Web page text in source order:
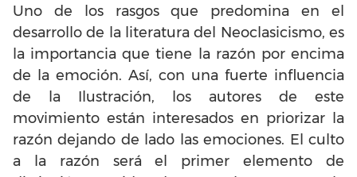
Uno de los rasgos que predomina en el
desarrollo de la literatura del Neoclasicismo, es
la importancia que tiene la razón por encima
de la emoción. Así, con una fuerte influencia
de la Ilustración, los autores de este
movimiento están interesados en priorizar la
razón dejando de lado las emociones. El culto
a la razón será el primer elemento de